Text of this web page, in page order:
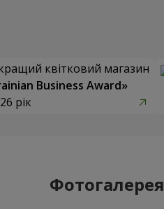
квітковий магазин
Business Award»
рік
Фотогалерея